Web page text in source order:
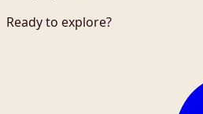
Ready to explore?